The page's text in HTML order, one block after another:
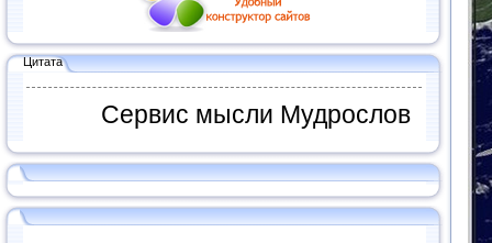
Цитата
Сервис мысли Мудрослов